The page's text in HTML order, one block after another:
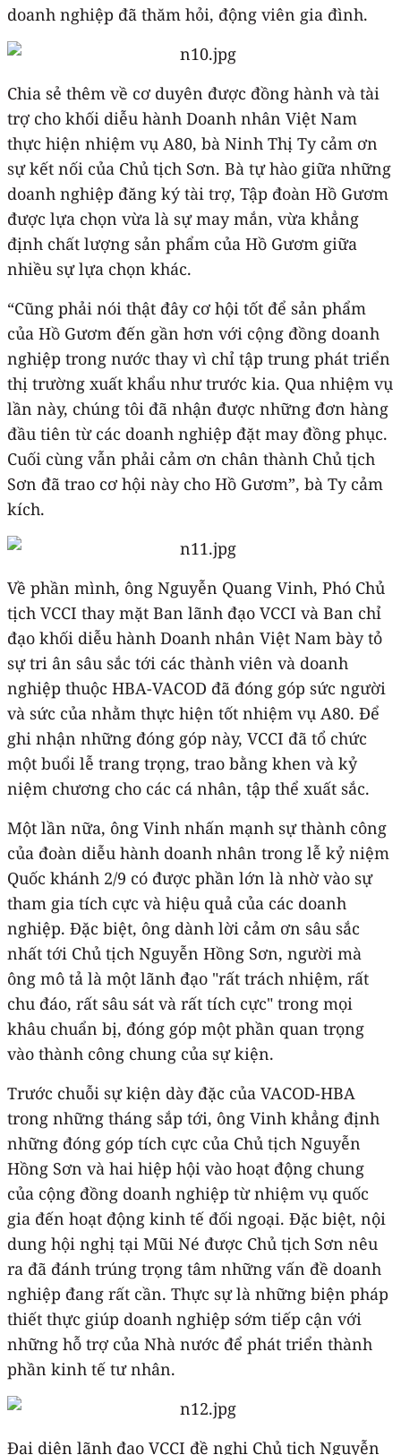
doanh nghiệp đã thăm hỏi, động viên gia đình.
Chia sẻ thêm về cơ duyên được đồng hành và tài
trợ cho khối diễu hành Doanh nhân Việt Nam
thực hiện nhiệm vụ A80, bà Ninh Thị Ty cảm ơn
sự kết nối của Chủ tịch Sơn. Bà tự hào giữa những
doanh nghiệp đăng ký tài trợ, Tập đoàn Hồ Gươm
được lựa chọn vừa là sự may mắn, vừa khẳng
định chất lượng sản phẩm của Hồ Gươm giữa
nhiều sự lựa chọn khác.
“Cũng phải nói thật đây cơ hội tốt để sản phẩm
của Hồ Gươm đến gần hơn với cộng đồng doanh
nghiệp trong nước thay vì chỉ tập trung phát triển
thị trường xuất khẩu như trước kia. Qua nhiệm vụ
lần này, chúng tôi đã nhận được những đơn hàng
đầu tiên từ các doanh nghiệp đặt may đồng phục.
Cuối cùng vẫn phải cảm ơn chân thành Chủ tịch
Sơn đã trao cơ hội này cho Hồ Gươm”, bà Ty cảm
kích.
Về phần mình, ông Nguyễn Quang Vinh, Phó Chủ
tịch VCCI thay mặt Ban lãnh đạo VCCI và Ban chỉ
đạo khối diễu hành Doanh nhân Việt Nam bày tỏ
sự tri ân sâu sắc tới các thành viên và doanh
nghiệp thuộc HBA-VACOD đã đóng góp sức người
và sức của nhằm thực hiện tốt nhiệm vụ A80. Để
ghi nhận những đóng góp này, VCCI đã tổ chức
một buổi lễ trang trọng, trao bằng khen và kỷ
niệm chương cho các cá nhân, tập thể xuất sắc.
Một lần nữa, ông Vinh nhấn mạnh sự thành công
của đoàn diễu hành doanh nhân trong lễ kỷ niệm
Quốc khánh 2/9 có được phần lớn là nhờ vào sự
tham gia tích cực và hiệu quả của các doanh
nghiệp. Đặc biệt, ông dành lời cảm ơn sâu sắc
nhất tới Chủ tịch Nguyễn Hồng Sơn, người mà
ông mô tả là một lãnh đạo "rất trách nhiệm, rất
chu đáo, rất sâu sát và rất tích cực" trong mọi
khâu chuẩn bị, đóng góp một phần quan trọng
vào thành công chung của sự kiện.
Trước chuỗi sự kiện dày đặc của VACOD-HBA
trong những tháng sắp tới, ông Vinh khẳng định
những đóng góp tích cực của Chủ tịch Nguyễn
Hồng Sơn và hai hiệp hội vào hoạt động chung
của cộng đồng doanh nghiệp từ nhiệm vụ quốc
gia đến hoạt động kinh tế đối ngoại. Đặc biệt, nội
dung hội nghị tại Mũi Né được Chủ tịch Sơn nêu
ra đã đánh trúng trọng tâm những vấn đề doanh
nghiệp đang rất cần. Thực sự là những biện pháp
thiết thực giúp doanh nghiệp sớm tiếp cận với
những hỗ trợ của Nhà nước để phát triển thành
phần kinh tế tư nhân.
Đại diện lãnh đạo VCCI đề nghị Chủ tịch Nguyễn